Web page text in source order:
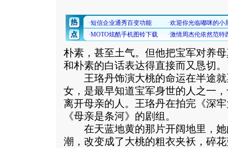
朴素，甚至土气。但他把宝军对养
和朴素的白话表达得直接而又恳切。
王珞丹饰演大桃的命运在半途就
女，是最早知道宝军身世的人之一
离开母亲的人。王珞丹在拍完《深
《母亲是条河》的剧组。
在天蓝地黄的那片开阔地里，她
潮，改变成了大桃的粗衣夹袄，碎